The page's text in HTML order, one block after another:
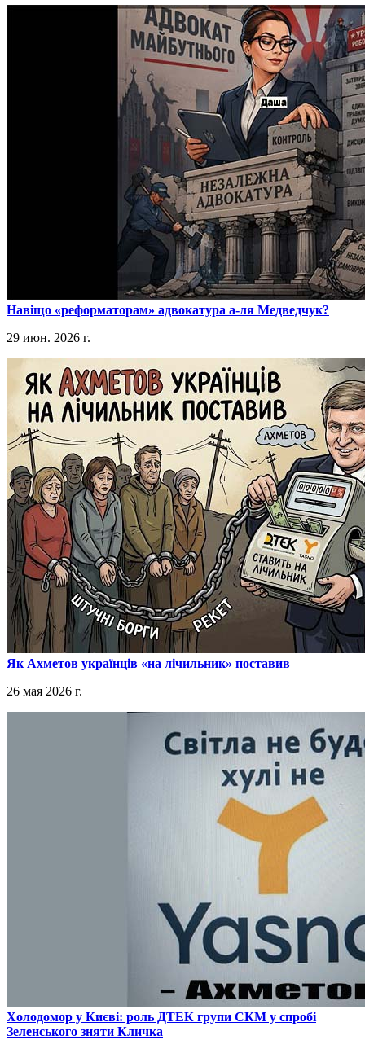
​Навіщо «реформаторам» адвокатура а-ля Медведчук?
29 июн. 2026 г.
​Як Ахметов українців «на лічильник» поставив
26 мая 2026 г.
​Холодомор у Києві: роль ДТЕК групи СКМ у спробі
Зеленського зняти Кличка